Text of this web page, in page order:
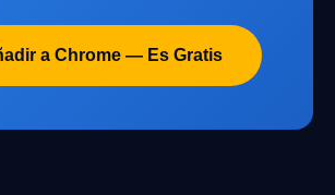
a Chrome — Es Gratis